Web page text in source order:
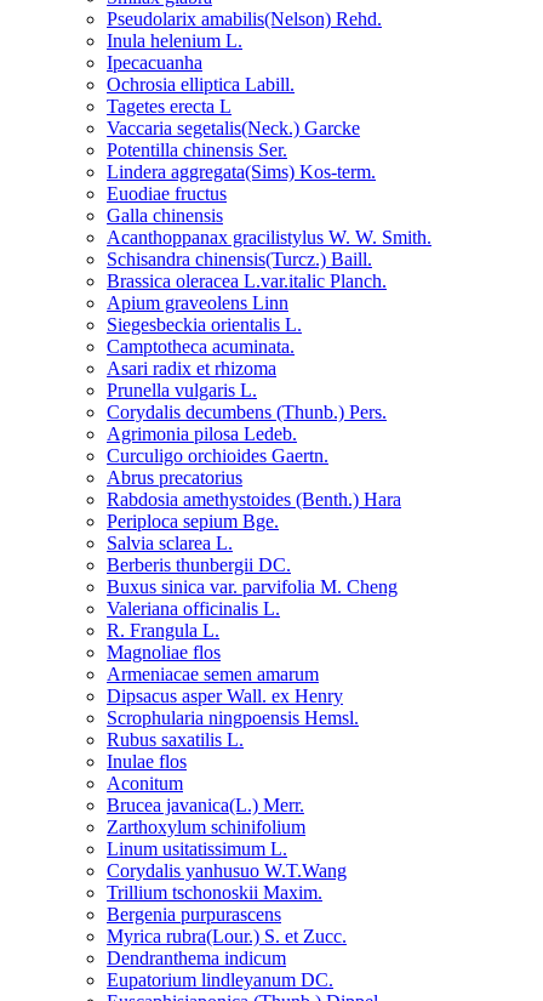
Pseudolarix amabilis(Nelson) Rehd.
Inula helenium L.
Ipecacuanha
Ochrosia elliptica Labill.
Tagetes erecta L
Vaccaria segetalis(Neck.) Garcke
Potentilla chinensis Ser.
Lindera aggregata(Sims) Kos-term.
Euodiae fructus
Galla chinensis
Acanthoppanax gracilistylus W. W. Smith.
Schisandra chinensis(Turcz.) Baill.
Brassica oleracea L.var.italic Planch.
Apium graveolens Linn
Siegesbeckia orientalis L.
Camptotheca acuminata.
Asari radix et rhizoma
Prunella vulgaris L.
Corydalis decumbens (Thunb.) Pers.
Agrimonia pilosa Ledeb.
Curculigo orchioides Gaertn.
Abrus precatorius
Rabdosia amethystoides (Benth.) Hara
Periploca sepium Bge.
Salvia sclarea L.
Berberis thunbergii DC.
Buxus sinica var. parvifolia M. Cheng
Valeriana officinalis L.
R. Frangula L.
Magnoliae flos
Armeniacae semen amarum
Dipsacus asper Wall. ex Henry
Scrophularia ningpoensis Hemsl.
Rubus saxatilis L.
Inulae flos
Aconitum
Brucea javanica(L.) Merr.
Zarthoxylum schinifolium
Linum usitatissimum L.
Corydalis yanhusuo W.T.Wang
Trillium tschonoskii Maxim.
Bergenia purpurascens
Myrica rubra(Lour.) S. et Zucc.
Dendranthema indicum
Eupatorium lindleyanum DC.